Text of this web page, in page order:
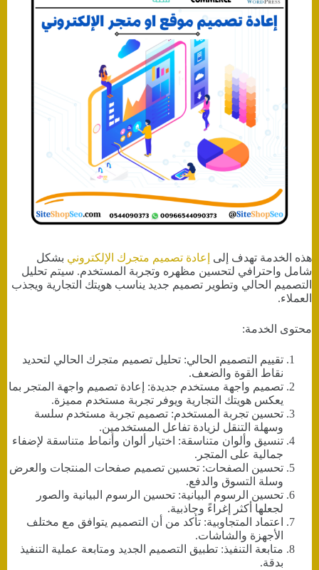
هذه الخدمة تهدف إلى إعادة تصميم متجرك الإلكتروني بشكل
شامل واحترافي لتحسين مظهره وتجربة المستخدم. سيتم تحليل
التصميم الحالي وتطوير تصميم جديد يناسب هويتك التجارية ويجذب
العملاء.
محتوى الخدمة:
تقييم التصميم الحالي: تحليل تصميم متجرك الحالي لتحديد
نقاط القوة والضعف.
تصميم واجهة مستخدم جديدة: إعادة تصميم واجهة المتجر بما
يعكس هويتك التجارية ويوفر تجربة مستخدم مميزة.
تحسين تجربة المستخدم: تصميم تجربة مستخدم سلسة
وسهلة التنقل لزيادة تفاعل المستخدمين.
تنسيق وألوان متناسقة: اختيار ألوان وأنماط متناسقة لإضفاء
جمالية على المتجر.
تحسين الصفحات: تحسين تصميم صفحات المنتجات والعرض
وسلة التسوق والدفع.
تحسين الرسوم البيانية: تحسين الرسوم البيانية والصور
لجعلها أكثر إغراءً وجاذبية.
اعتماد المتجاوبية: تأكد من أن التصميم يتوافق مع مختلف
الأجهزة والشاشات.
متابعة التنفيذ: تطبيق التصميم الجديد ومتابعة عملية التنفيذ
بدقة.